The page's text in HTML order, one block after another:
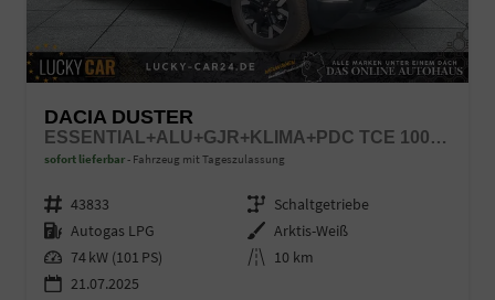
DACIA DUSTER
ESSENTIAL+ALU+GJR+KLIMA+PDC TCE 100 LPG
sofort lieferbar Fahrzeug mit Tageszulassung
Fahrzeugnr. 43833 Getriebe Schaltgetriebe
Kraftstoff Autogas LPG Außenfarbe Arktis-Weiß
Leistung 74 kW (101 PS) Kilometerstand 10 km
21.07.2025